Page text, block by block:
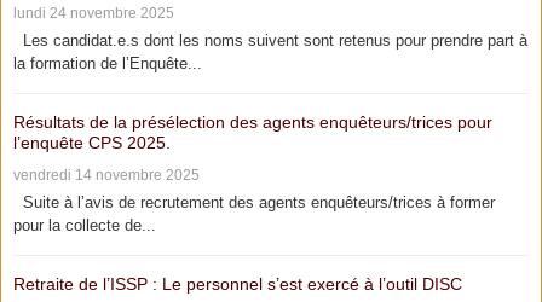
lundi 24 novembre 2025
Les candidat.e.s dont les noms suivent sont retenus pour prendre part à
la formation de l’Enquête...
Résultats de la présélection des agents enquêteurs/trices pour
l’enquête CPS 2025.
vendredi 14 novembre 2025
Suite à l’avis de recrutement des agents enquêteurs/trices à former
pour la collecte de...
Retraite de l’ISSP : Le personnel s’est exercé à l’outil DISC